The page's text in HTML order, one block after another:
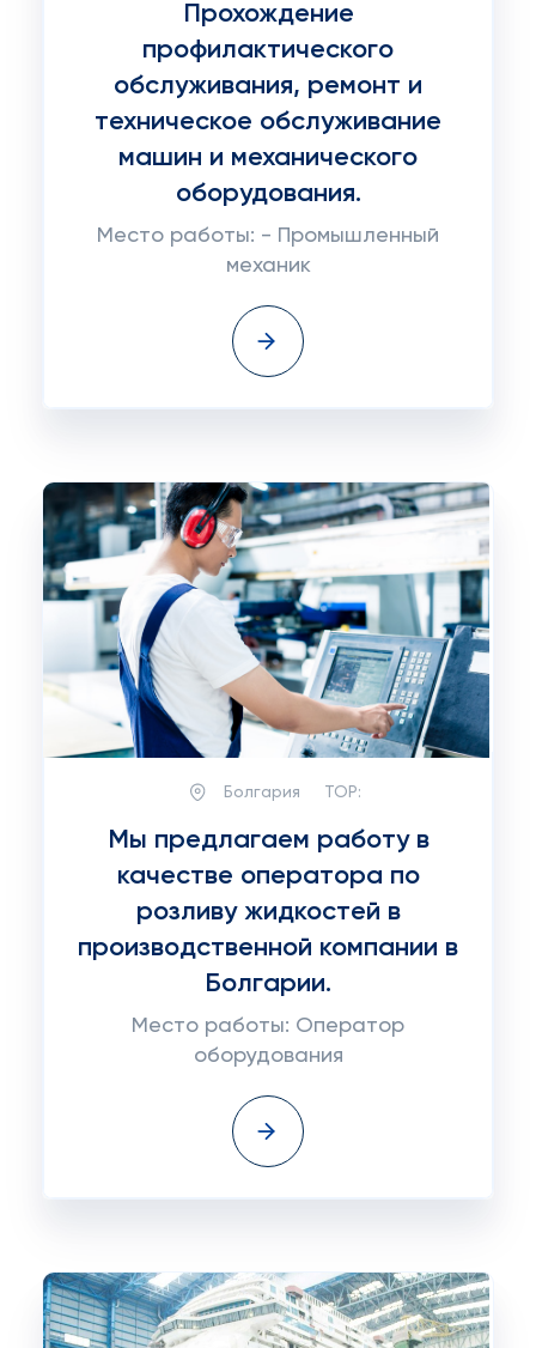
Прохождение
профилактического
обслуживания, ремонт и
техническое обслуживание
машин и механического
оборудования.
Место работы: - Промышленный
механик
Болгария TOP:
Мы предлагаем работу в
качестве оператора по
розливу жидкостей в
производственной компании в
Болгарии.
Место работы: Оператор
оборудования